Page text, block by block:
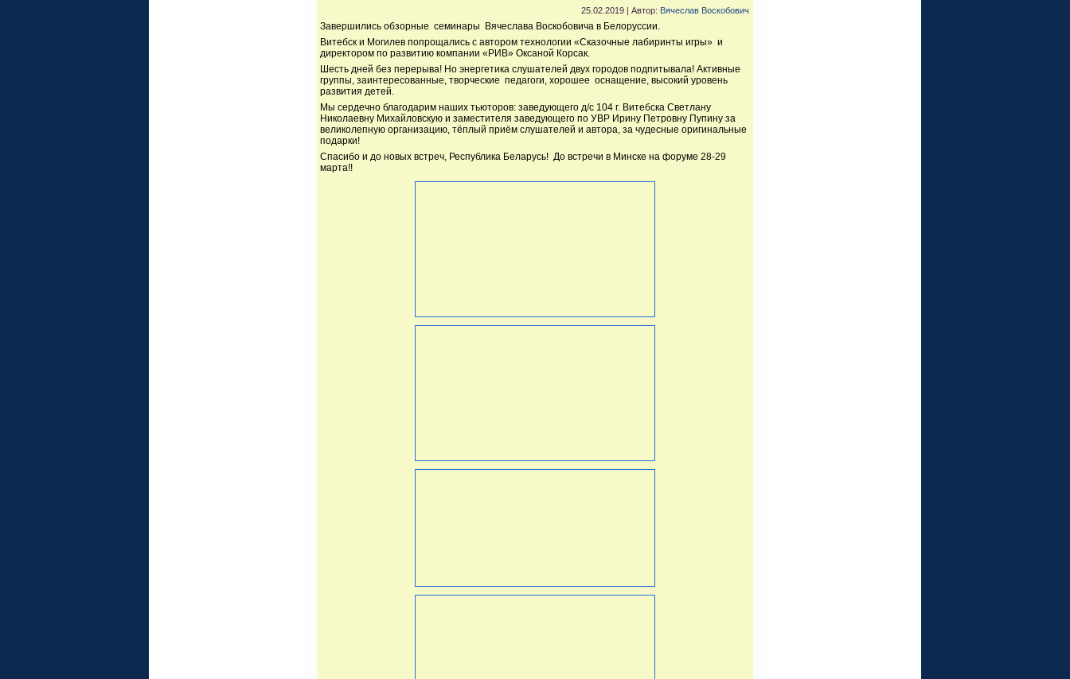
25.02.2019 | Автор: Вячеслав Воскобович
Завершились обзорные семинары Вячеслава Воскобовича в Белоруссии.
Витебск и Могилев попрощались с автором технологии «Сказочные лабиринты игры» и
директором по развитию компании «РИВ» Оксаной Корсак.
Шесть дней без перерыва! Но энергетика слушателей двух городов подпитывала! Активные
группы, заинтересованные, творческие педагоги, хорошее оснащение, высокий уровень
развития детей.
Мы сердечно благодарим наших тьюторов: заведующего д/с 104 г. Витебска Светлану
Николаевну Михайловскую и заместителя заведующего по УВР Ирину Петровну Пупину за
великолепную организацию, тёплый приём слушателей и автора, за чудесные оригинальные
подарки!
Спасибо и до новых встреч, Республика Беларусь! До встречи в Минске на форуме 28-29
марта!!